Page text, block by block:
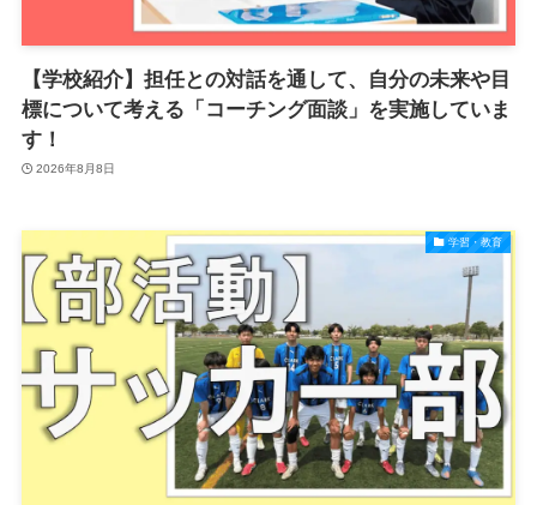
【学校紹介】担任との対話を通して、自分の未来や目
標について考える「コーチング面談」を実施していま
す！
2026年8月8日
学習・教育